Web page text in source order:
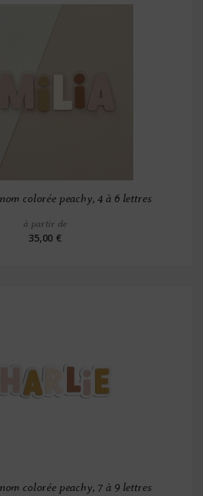
colorée peachy, 4 à 6 lettres
à partir de
35,00 €
colorée peachy, 7 à 9 lettres